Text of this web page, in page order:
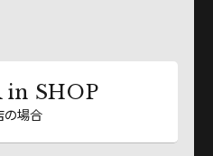
in SHOP
の場合